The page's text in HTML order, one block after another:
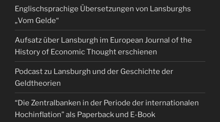
Englischsprachige Übersetzungen von Lansburghs
„Vom Gelde“
Aufsatz über Lansburgh im European Journal of the
History of Economic Thought erschienen
Podcast zu Lansburgh und der Geschichte der
Geldtheorien
“Die Zentralbanken in der Periode der internationalen
Hochinflation” als Paperback und E-Book